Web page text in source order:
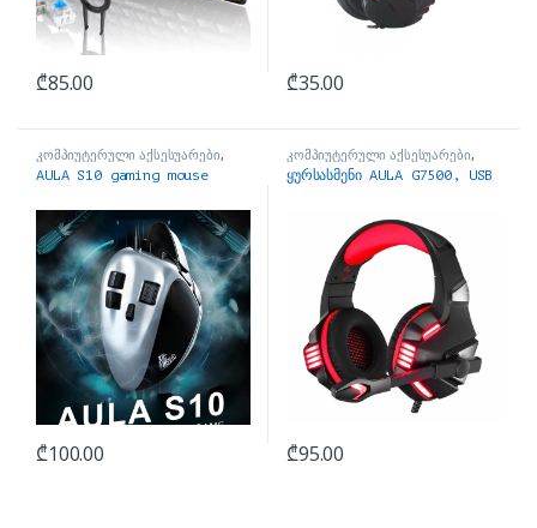
₾85.00 ₾35.00
კომპიუტერული აქსესუარები,
მაუსები
AULA S10 gaming mouse
₾100.00
კომპიუტერული აქსესუარები,
ყურსასმენები
ყურსასმენი AULA G7500, USB
₾95.00